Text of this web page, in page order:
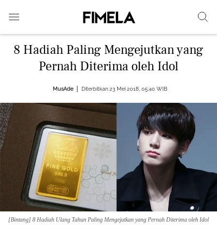
8 Hadiah Paling Mengejutkan yang
Pernah Diterima oleh Idol
MusAde Diterbitkan 23 Mei 2018, 05:40 WIB
[Bintang] 8 Hadiah Ulang Tahun Paling Mengejutkan yang Pernah Diterima oleh Idol